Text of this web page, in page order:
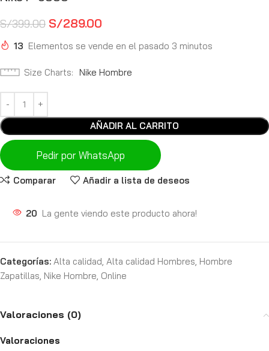
S/399.00 S/289.00
13 Elementos se vende en el pasado 3 minutos
Size Charts Nike Hombre
AÑADIR AL CARRITO
Pedir por WhatsApp
Comparar Añadir a lista de deseos
20 La gente viendo este producto ahora!
Categorías: Alta calidad, Alta calidad Hombres, Hombre
Zapatillas, Nike Hombre, Online
Valoraciones (0)
Valoraciones